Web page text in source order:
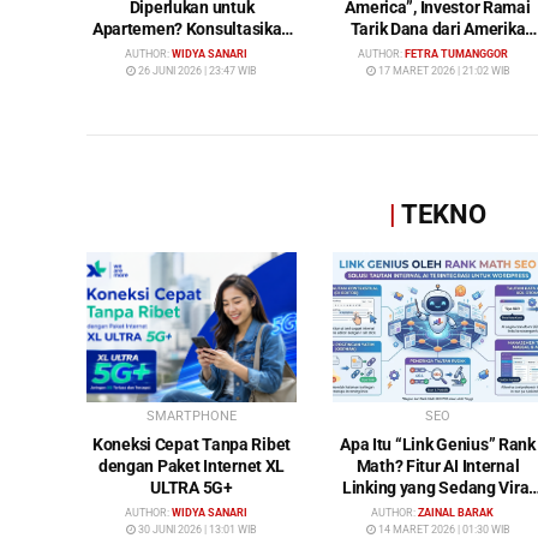
Diperlukan untuk
Apartemen? Konsultasikan
Keperluan Anda Bersama
Bybamms!
AUTHOR: WIDYA SANARI
26 JUNI 2026 | 23:47 WIB
America”, Investor Ramai
Tarik Dana dari Amerika
Serikat: Wall Street Mulai
Ditinggalkan
AUTHOR: FETRA TUMANGGOR
17 MARET 2026 | 21:02 WIB
| TEKNO
SMARTPHONE
Koneksi Cepat Tanpa Ribet
dengan Paket Internet XL
ULTRA 5G+
AUTHOR: WIDYA SANARI
30 JUNI 2026 | 13:01 WIB
SEO
Apa Itu “Link Genius” Rank
Math? Fitur AI Internal
Linking yang Sedang Viral
di Dunia SEO
AUTHOR: ZAINAL BARAK
14 MARET 2026 | 01:30 WIB